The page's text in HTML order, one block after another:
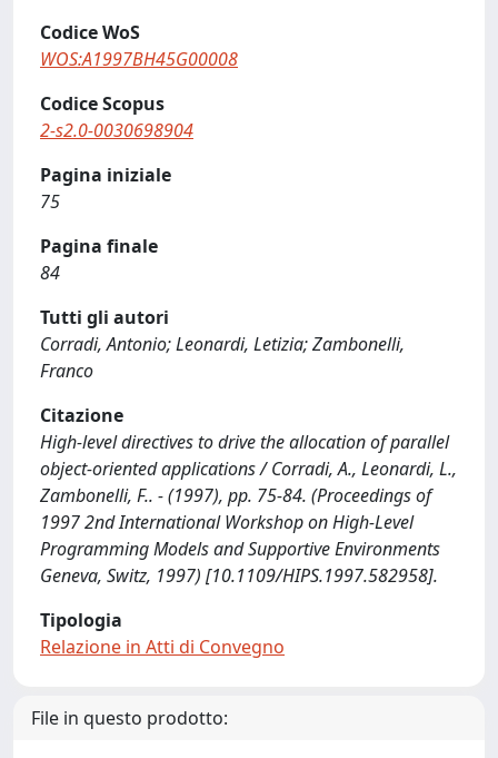
Codice WoS
WOS:A1997BH45G00008
Codice Scopus
2-s2.0-0030698904
Pagina iniziale
75
Pagina finale
84
Tutti gli autori
Corradi, Antonio; Leonardi, Letizia; Zambonelli,
Franco
Citazione
High-level directives to drive the allocation of parallel
object-oriented applications / Corradi, A., Leonardi, L.,
Zambonelli, F.. - (1997), pp. 75-84. (Proceedings of
1997 2nd International Workshop on High-Level
Programming Models and Supportive Environments
Geneva, Switz, 1997) [10.1109/HIPS.1997.582958].
Tipologia
Relazione in Atti di Convegno
File in questo prodotto: